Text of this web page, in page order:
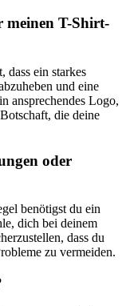
meinen T-Shirt-
dass ​ein starkes
und eine
‌ansprechendes ⁤Logo,
die deine
oder
benötigst du ein‌
dich bei deinem
dass du
zu vermeiden.